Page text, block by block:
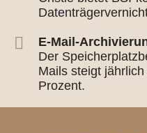
E-Mail-
Der
Mails steigt
Prozent.